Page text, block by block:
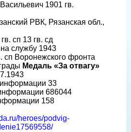
1901 гв.
РВК, Рязанская обл.,
сп 13 гв. сд
службу 1943
сп Воронежского фронта
Медаль «За отвагу»
33
686044
158
heroes/podvig-